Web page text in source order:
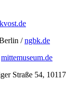
kvost.de
/ngbk.de
mittemuseum.de
Straße 54, 10117